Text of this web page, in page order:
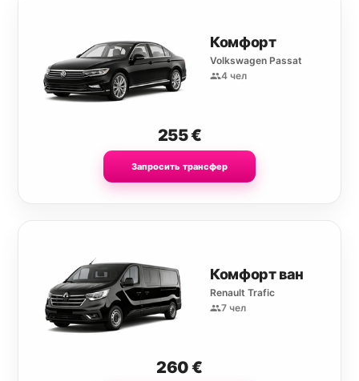
Комфорт
Volkswagen Passat
4 чел
255€
Запросить трансфер
Комфорт ван
Renault Trafic
7 чел
260€